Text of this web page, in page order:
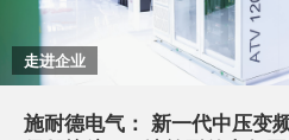
走进企业
施耐德电气： 新一代中压变